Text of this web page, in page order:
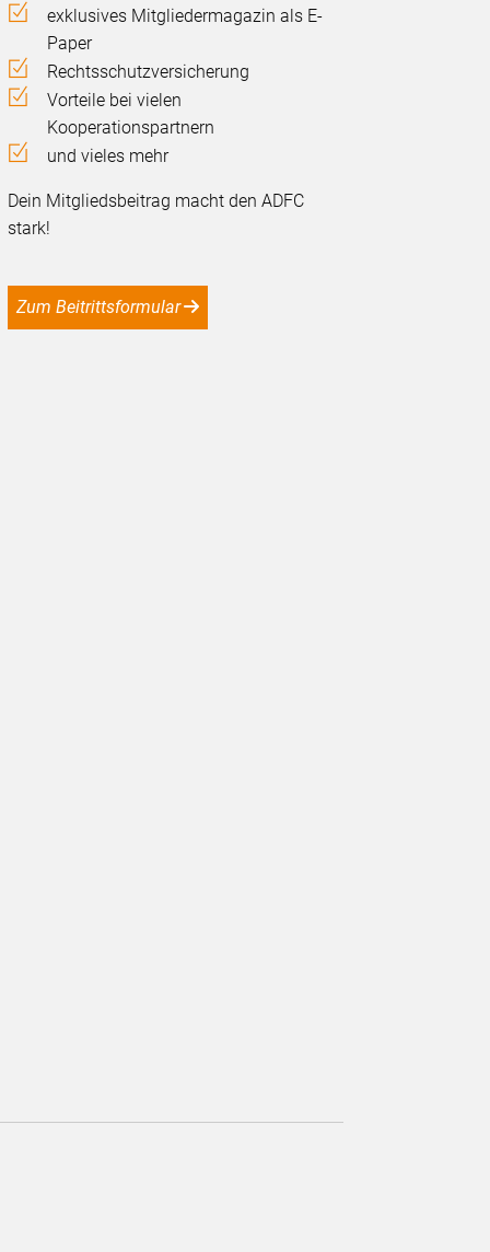
exklusives Mitgliedermagazin als E-
Paper
Rechtsschutzversicherung
Vorteile bei vielen
Kooperationspartnern
und vieles mehr
Dein Mitgliedsbeitrag macht den ADFC
stark!
Zum Beitrittsformular